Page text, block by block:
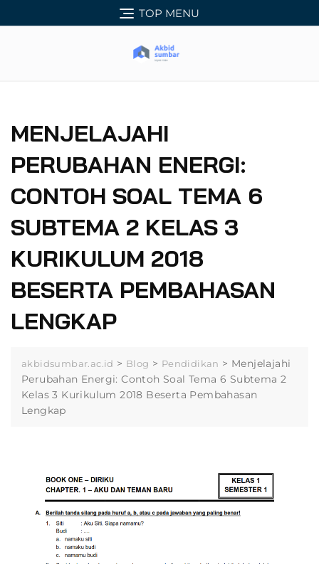
to
TOP MENU
MENJELAJAHI
PERUBAHAN ENERGI:
CONTOH SOAL TEMA 6
SUBTEMA 2 KELAS 3
KURIKULUM 2018
BESERTA PEMBAHASAN
LENGKAP
akbidsumbar.ac.id > Blog > Pendidikan > Menjelajahi
Perubahan Energi: Contoh Soal Tema 6 Subtema 2
Kelas 3 Kurikulum 2018 Beserta Pembahasan
Lengkap